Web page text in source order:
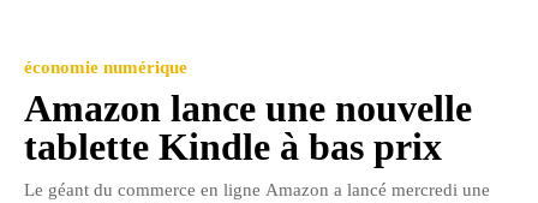
économie numérique
Amazon lance une nouvelle
tablette Kindle à bas prix
Le géant du commerce en ligne Amazon a lancé mercredi une